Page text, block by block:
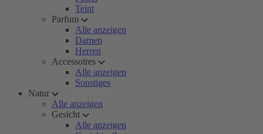
Teint
Parfum
Alle anzeigen
Damen
Herren
Accessoires
Alle anzeigen
Sonstiges
Natur
Alle anzeigen
Gesicht
Alle anzeigen